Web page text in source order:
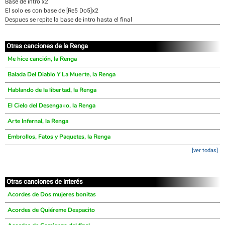
Base de intro x2
El solo es con base de [Re5 Do5]x2
Despues se repite la base de intro hasta el final
Otras canciones de la Renga
Me hice canción, la Renga
Balada Del Diablo Y La Muerte, la Renga
Hablando de la libertad, la Renga
El Cielo del Desenga¤o, la Renga
Arte Infernal, la Renga
Embrollos, Fatos y Paquetes, la Renga
[ver todas]
Otras canciones de interés
Acordes de Dos mujeres bonitas
Acordes de Quiéreme Despacito